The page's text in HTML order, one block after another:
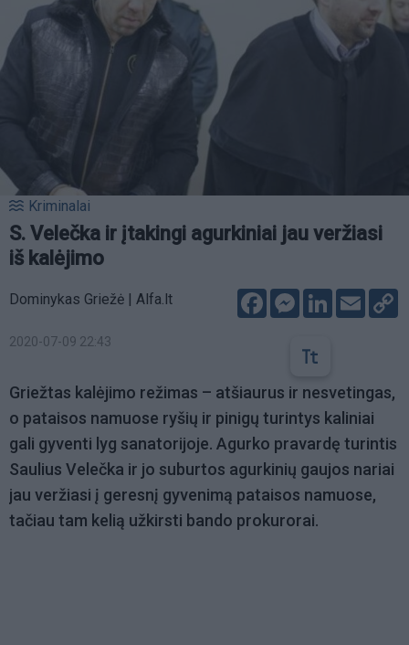
Kriminalai
S. Velečka ir įtakingi agurkiniai jau veržiasi
iš kalėjimo
Dominykas Griežė | Alfa.lt
2020-07-09 22:43
FacebookMessenger
LinkedIn
Email
Griežtas kalėjimo režimas – atšiaurus ir nesvetingas,
o pataisos namuose ryšių ir pinigų turintys kaliniai
gali gyventi lyg sanatorijoje. Agurko pravardę turintis
Saulius Velečka ir jo suburtos agurkinių gaujos nariai
jau veržiasi į geresnį gyvenimą pataisos namuose,
tačiau tam kelią užkirsti bando prokurorai.